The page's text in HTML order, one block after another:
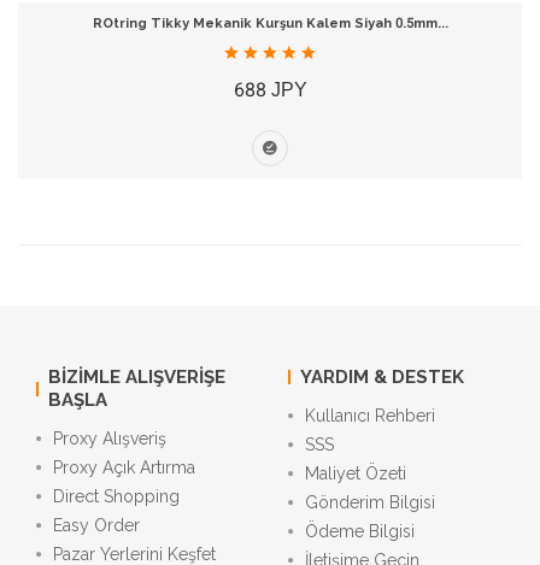
ROtring Tikky Mekanik Kurşun Kalem Siyah 0.5mm...
688 JPY
BIZIMLE ALIŞVERIŞE
BAŞLA
Proxy Alışveriş
Proxy Açık Artırma
Direct Shopping
Easy Order
Pazar Yerlerini Keşfet
YARDIM & DESTEK
Kullanıcı Rehberi
SSS
Maliyet Özeti
Gönderim Bilgisi
Ödeme Bilgisi
İletişime Geçin